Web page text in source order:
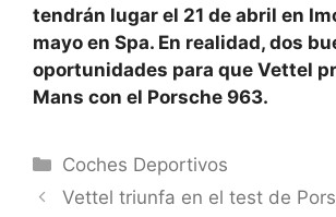
tendrán lugar el 21 de abril en
mayo en Spa. En realidad, dos
oportunidades para que Vettel
Mans con el Porsche 963.
Categorías
Coches Deportivos
Vettel triunfa en el test de